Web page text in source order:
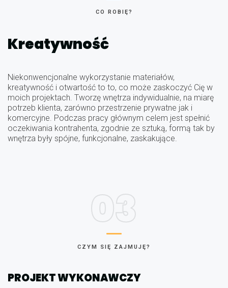
CO ROBIĘ?
Kreatywność
Niekonwencjonalne wykorzystanie materiałów,
kreatywność i otwartość to to, co może zaskoczyć Cię w
moich projektach. Tworzę wnętrza indywidualnie, na miarę
potrzeb klienta, zarówno przestrzenie prywatne jak i
komercyjne. Podczas pracy głównym celem jest spełnić
oczekiwania kontrahenta, zgodnie ze sztuką, formą tak by
wnętrza były spójne, funkcjonalne, zaskakujące.
03
CZYM SIĘ ZAJMUJĘ?
PROJEKT WYKONAWCZY